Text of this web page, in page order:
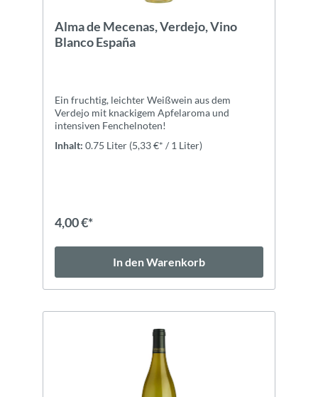
Alma de Mecenas, Verdejo, Vino
Blanco España
Ein fruchtig, leichter Weißwein aus dem
Verdejo mit knackigem Apfelaroma und
intensiven Fenchelnoten!
Inhalt: 0.75 Liter (5,33 €* / 1 Liter)
4,00 €*
In den Warenkorb